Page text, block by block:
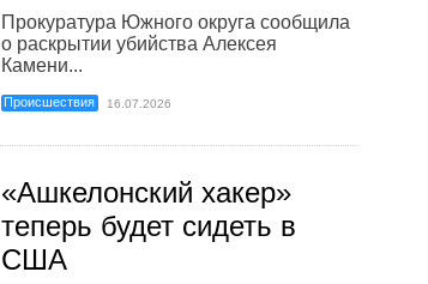
Прокуратура Южного округа сообщила
о раскрытии убийства Алексея
Камени...
Происшествия 16.07.2026
«Ашкелонский хакер»
теперь будет сидеть в
США